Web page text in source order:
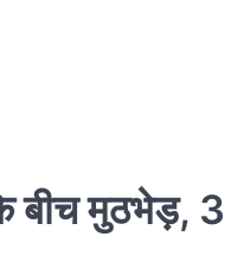
बीच मुठभेड़, 3